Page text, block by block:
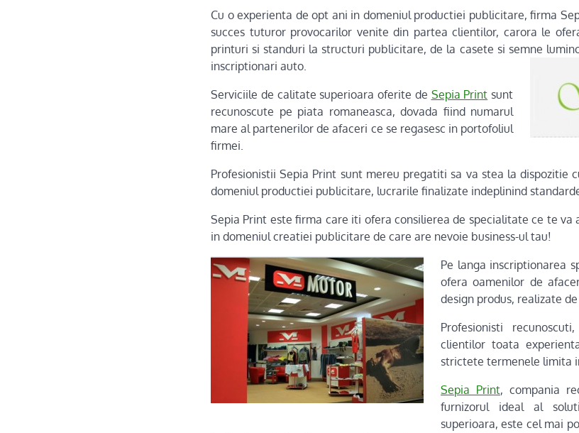
Cu o experienta de opt ani in domeniul productiei publicitare, firma
succes tuturor provocarilor venite din partea clientilor, carora le
printuri si standuri la structuri publicitare, de la casete si semne
inscriptionari auto.
Serviciile de calitate superioara oferite de Sepia Print sunt
recunoscute pe piata romaneasca, dovada fiind numarul
mare al partenerilor de afaceri ce se regasesc in portofoliul
firmei.
Profesionistii Sepia Print sunt mereu pregatiti sa va stea la dispozitie
domeniul productiei publicitare, lucrarile finalizate indeplinind
Sepia Print este firma care iti ofera consilierea de specialitate ce te va
in domeniul creatiei publicitare de care are nevoie business-ul tau!
Pe langa inscriptionarea
ofera oamenilor de
design produs, realizate
Profesionisti
clientilor toata
strictete termenele limita
Sepia Print, compania
furnizorul ideal al
superioara, este cel mai